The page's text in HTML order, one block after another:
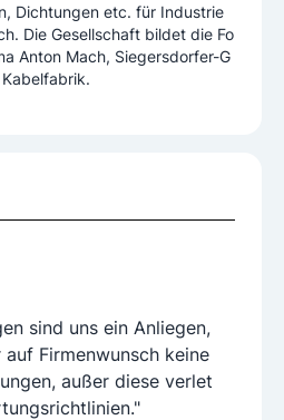
Dichtungen etc. für Industrie
Fo
Anton Mach, Siegersdorfer-G
sind uns ein Anliegen,
Firmenwunsch keine
außer diese verlet